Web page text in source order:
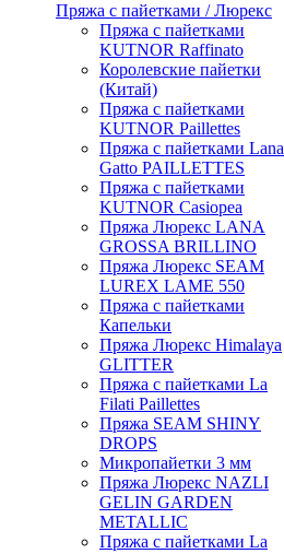
Пряжа с пайетками / Люрекс
Пряжа с пайетками
KUTNOR Raffinato
Королевские пайетки
(Китай)
Пряжа с пайетками
KUTNOR Paillettes
Пряжа с пайетками Lana
Gatto PAILLETTES
Пряжа с пайетками
KUTNOR Casiopea
Пряжа Люрекс LANA
GROSSA BRILLINO
Пряжа Люрекс SEAM
LUREX LAME 550
Пряжа с пайетками
Капельки
Пряжа Люрекс Himalaya
GLITTER
Пряжа с пайетками La
Filati Paillettes
Пряжа SEAM SHINY
DROPS
Микропайетки 3 мм
Пряжа Люрекс NAZLI
GELIN GARDEN
METALLIC
Пряжа с пайетками La